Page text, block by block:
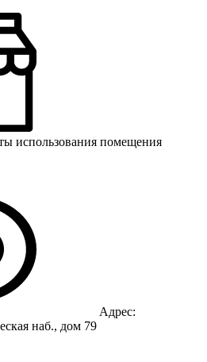
использования помещения
Адрес:
наб., дом 79